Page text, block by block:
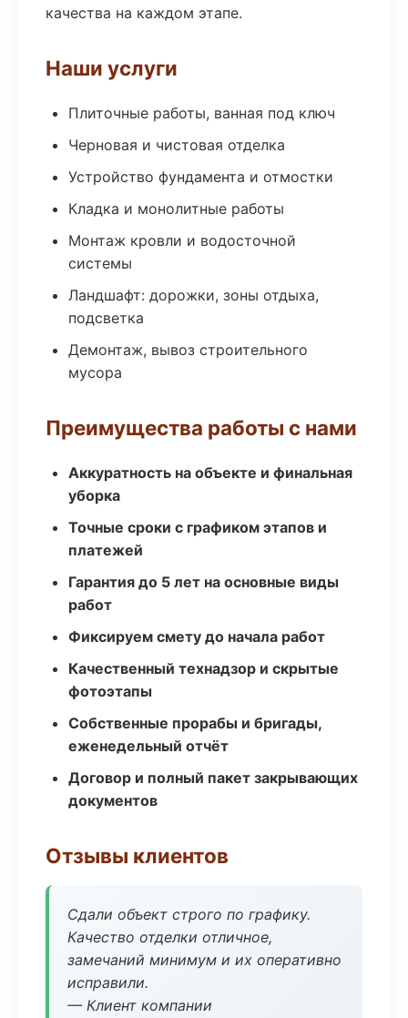
качества на каждом этапе.
Наши услуги
Плиточные работы, ванная под ключ
Черновая и чистовая отделка
Устройство фундамента и отмостки
Кладка и монолитные работы
Монтаж кровли и водосточной
системы
Ландшафт: дорожки, зоны отдыха,
подсветка
Демонтаж, вывоз строительного
мусора
Преимущества работы с нами
Аккуратность на объекте и финальная
уборка
Точные сроки с графиком этапов и
платежей
Гарантия до 5 лет на основные виды
работ
Фиксируем смету до начала работ
Качественный технадзор и скрытые
фотоэтапы
Собственные прорабы и бригады,
еженедельный отчёт
Договор и полный пакет закрывающих
документов
Отзывы клиентов
Сдали объект строго по графику.
Качество отделки отличное,
замечаний минимум и их оперативно
исправили.
— Клиент компании